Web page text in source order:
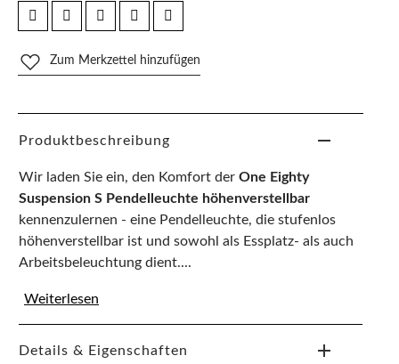
Zum Merkzettel hinzufügen
Produktbeschreibung
Wir laden Sie ein, den Komfort der One Eighty
Suspension S Pendelleuchte höhenverstellbar
kennenzulernen - eine Pendelleuchte, die stufenlos
höhenverstellbar ist und sowohl als Essplatz- als auch
Arbeitsbeleuchtung dient....
Weiterlesen
Details & Eigenschaften